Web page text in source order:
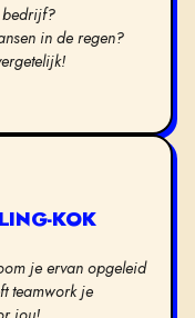
bedrijf?
in de regen?
KOK
je ervan opgeleid
teamwork je